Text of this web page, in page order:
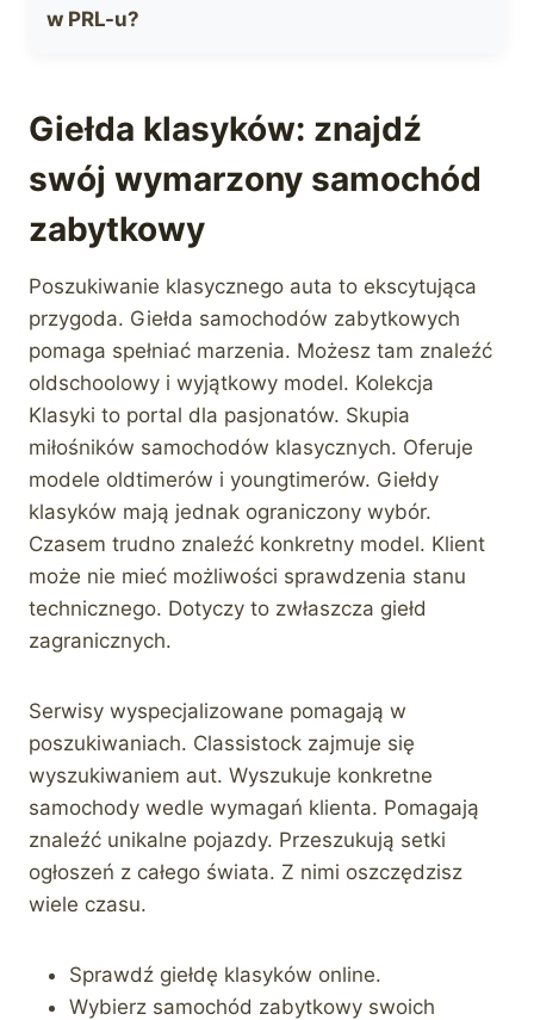
w PRL-u?
Giełda klasyków: znajdź
swój wymarzony samochód
zabytkowy
Poszukiwanie klasycznego auta to ekscytująca
przygoda. Giełda samochodów zabytkowych
pomaga spełniać marzenia. Możesz tam znaleźć
oldschoolowy i wyjątkowy model. Kolekcja
Klasyki to portal dla pasjonatów. Skupia
miłośników samochodów klasycznych. Oferuje
modele oldtimerów i youngtimerów. Giełdy
klasyków mają jednak ograniczony wybór.
Czasem trudno znaleźć konkretny model. Klient
może nie mieć możliwości sprawdzenia stanu
technicznego. Dotyczy to zwłaszcza giełd
zagranicznych.
Serwisy wyspecjalizowane pomagają w
poszukiwaniach. Classistock zajmuje się
wyszukiwaniem aut. Wyszukuje konkretne
samochody wedle wymagań klienta. Pomagają
znaleźć unikalne pojazdy. Przeszukują setki
ogłoszeń z całego świata. Z nimi oszczędzisz
wiele czasu.
Sprawdź giełdę klasyków online.
Wybierz samochód zabytkowy swoich